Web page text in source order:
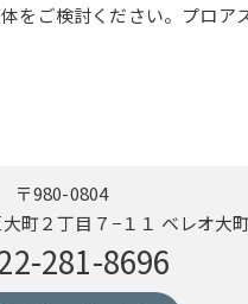
をご検討ください。プロ
〒980-0804
町２丁目７−１１ ベレオ大
281-8696